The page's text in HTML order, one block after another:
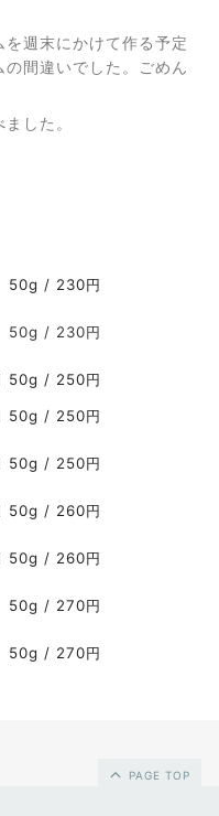
週末にかけて作る予定
間違いでした。ごめん
した。
50g / 230円
50g / 230円
50g / 250円
50g / 250円
50g / 250円
50g / 260円
50g / 260円
50g / 270円
50g / 270円
PAGE TOP